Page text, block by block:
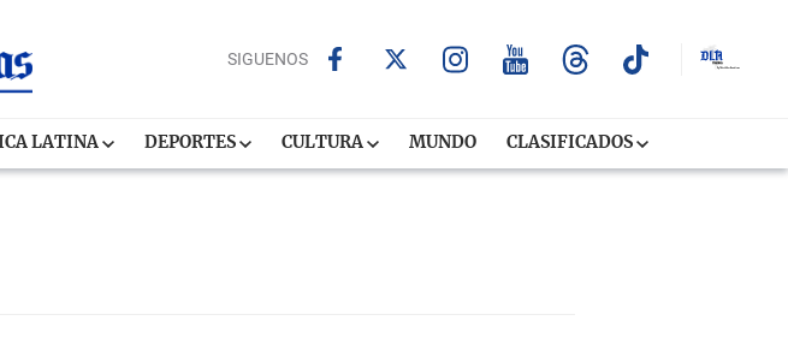
SIGUENOS
LATINA DEPORTES CULTURA MUNDO CLASIFICADOS